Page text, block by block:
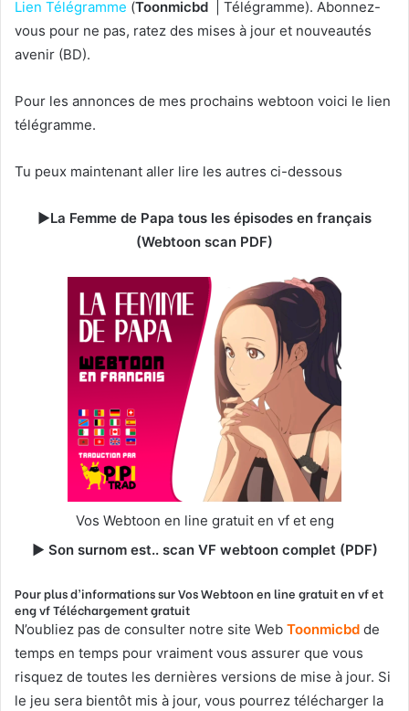
Lien Télégramme (Toonmicbd | Télégramme). Abonnez-
vous pour ne pas, ratez des mises à jour et nouveautés
avenir (BD).
Pour les annonces de mes prochains webtoon voici le lien
télégramme.
Tu peux maintenant aller lire les autres ci-dessous
►La Femme de Papa tous les épisodes en français
(Webtoon scan PDF)
Vos Webtoon en line gratuit en vf et eng
► Son surnom est.. scan VF webtoon complet (PDF)
Pour plus d’informations sur Vos Webtoon en line gratuit en vf et
eng vf Téléchargement gratuit
N’oubliez pas de consulter notre site Web Toonmicbd de
temps en temps pour vraiment vous assurer que vous
risquez de toutes les dernières versions de mise à jour. Si
le jeu sera bientôt mis à jour, vous pourrez télécharger la